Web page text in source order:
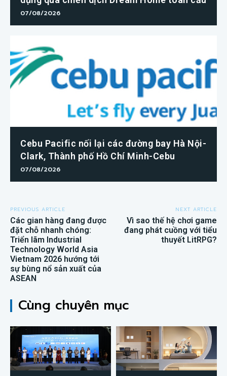
07/08/2026
Cebu Pacific nối lại các đường bay Hà Nội-
Clark, Thành phố Hồ Chí Minh-Cebu
07/08/2026
PREVIOUS ARTICLE
Các gian hàng đang được
đặt chỗ nhanh chóng:
Triển lãm Industrial
Technology World Asia
Vietnam 2026 hướng tới
sự bùng nổ sản xuất của
ASEAN
NEXT ARTICLE
Vì sao thế hệ chơi game
đang phát cuồng với tiểu
thuyết LitRPG?
Cùng chuyên mục